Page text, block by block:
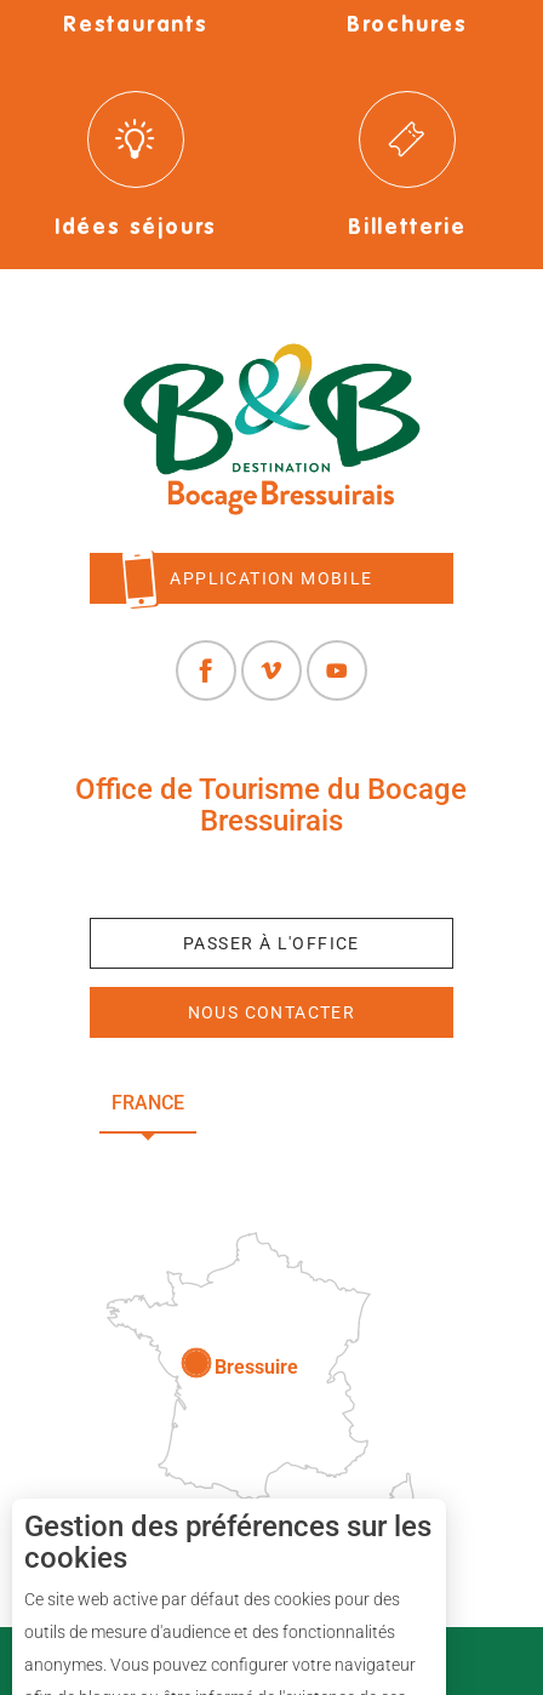
Description
Restaurants Brochures
Idées séjours Billetterie
APPLICATION MOBILE
Office de Tourisme du Bocage
Bressuirais
PASSER À L'OFFICE
NOUS CONTACTER
FRANCE
Bressuire
PARTENAIRES
Gestion des préférences sur les
cookies
Ce site web active par défaut des cookies pour des
outils de mesure d'audience et des fonctionnalités
anonymes. Vous pouvez configurer votre navigateur